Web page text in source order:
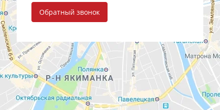
Обратный звонок